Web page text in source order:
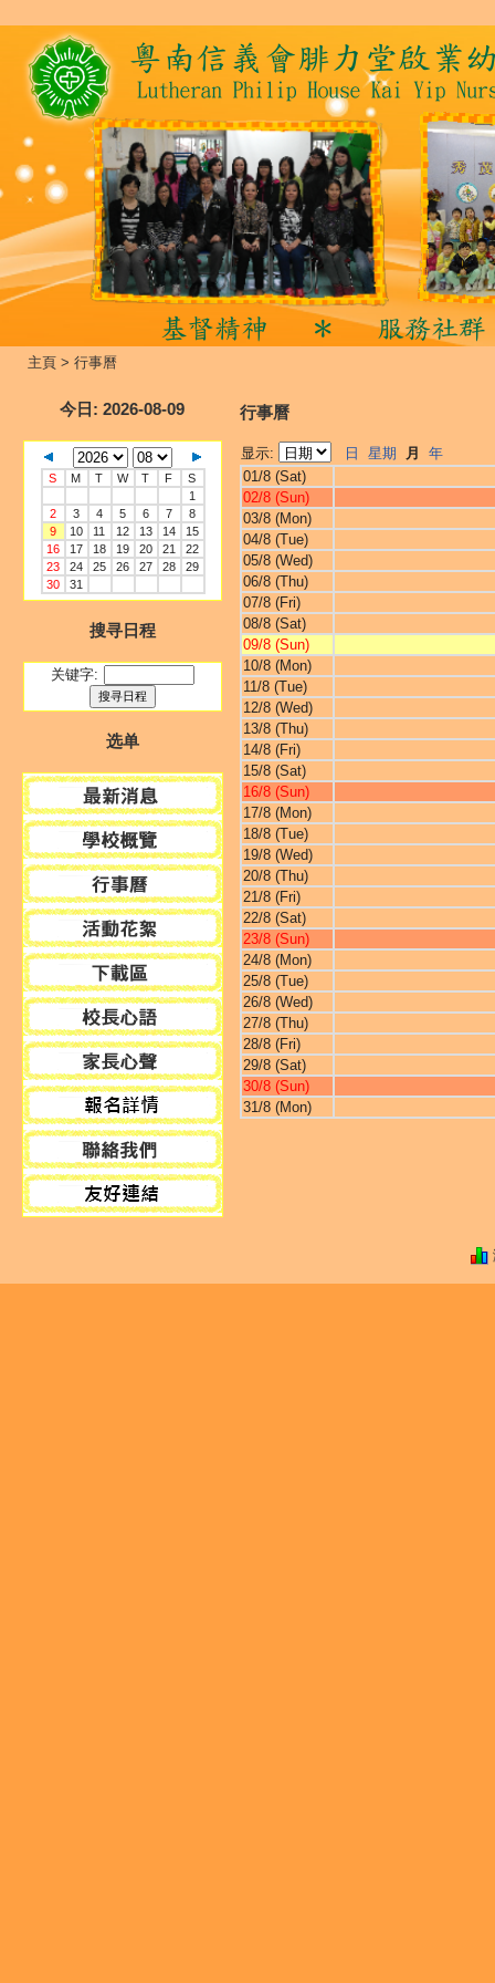
主頁 > 行事曆
今日 : 2026-08-09
S M T W T F
S
1
2
3 4 5 6 7
8
9
10 11 12 13 14
15
16
17 18 19 20 21
22
23
24 25 26 27 28
29
30
31
搜寻日程
关键字:
选单
行事曆
显示: 日 星期 月
年
01/8 (Sat)
02/8 (Sun)
03/8 (Mon)
04/8 (Tue)
05/8 (Wed)
06/8 (Thu)
07/8 (Fri)
08/8 (Sat)
09/8 (Sun)
10/8 (Mon)
11/8 (Tue)
12/8 (Wed)
13/8 (Thu)
14/8 (Fri)
15/8 (Sat)
16/8 (Sun)
17/8 (Mon)
18/8 (Tue)
19/8 (Wed)
20/8 (Thu)
21/8 (Fri)
22/8 (Sat)
23/8 (Sun)
24/8 (Mon)
25/8 (Tue)
26/8 (Wed)
27/8 (Thu)
28/8 (Fri)
29/8 (Sat)
30/8 (Sun)
31/8 (Mon)